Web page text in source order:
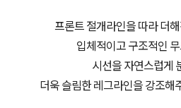
프론트 절개라인을 따라 더
입체적이고 구조적인
시선을 자연스럽게
더욱 슬림한 레그라인을 강조해